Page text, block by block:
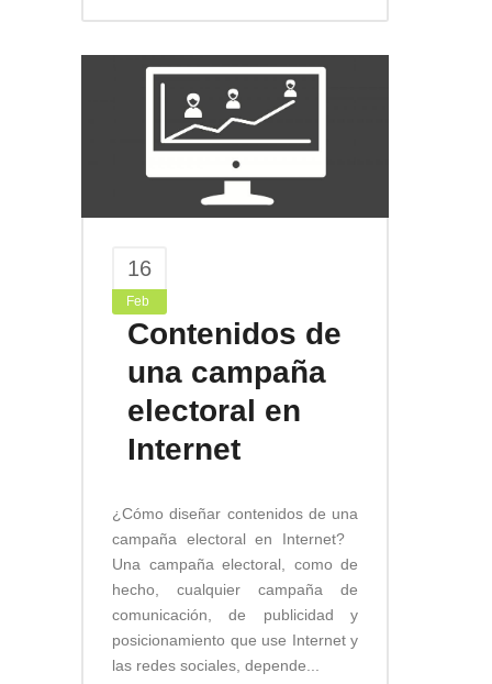
16
Feb
Contenidos de
una campaña
electoral en
Internet
¿Cómo diseñar contenidos de una
campaña electoral en Internet?
Una campaña electoral, como de
hecho, cualquier campaña de
comunicación, de publicidad y
posicionamiento que use Internet y
las redes sociales, depende...